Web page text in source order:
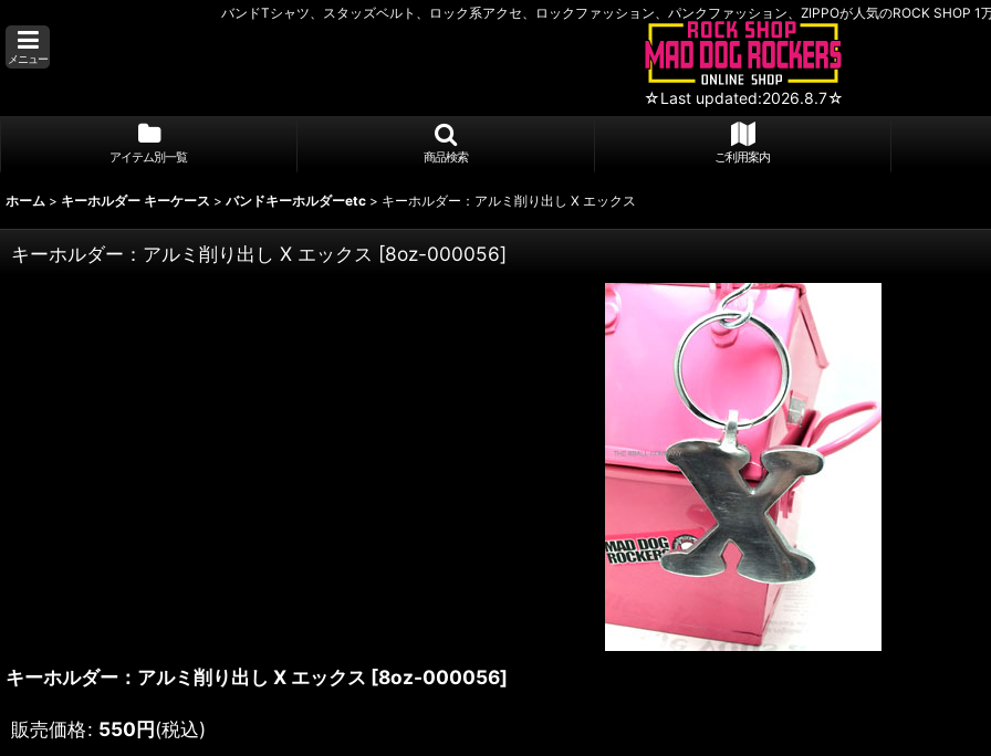
バンドTシャツ、スタッズベルト、ロック系アクセ、ロックファッション、パンクファッション、ZIPPOが人気のROCK SHOP
メニュー
☆Last updated:2026.8.7☆
アイテム別一覧 商品検索 ご利用案内
ホーム > キーホルダー キーケース > バンドキーホルダーetc > キーホルダー：アルミ削り出し X エックス
キーホルダー：アルミ削り出し X エックス [8oz-000056]
キーホルダー：アルミ削り出し X エックス [8oz-000056]
販売価格: 550円(税込)